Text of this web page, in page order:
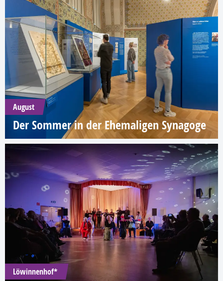
August
Der Sommer in der Ehemaligen Synagoge
Löwinnenhof*